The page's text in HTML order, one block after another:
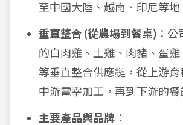
至中國大陸、越南、印尼等地
垂直整合 (從農場到餐桌) ：
的白肉雞、土雞、肉豬、蛋
等垂直整合供應鏈，從上游育
中游電宰加工，再到下游的餐
主要產品與品牌 ：